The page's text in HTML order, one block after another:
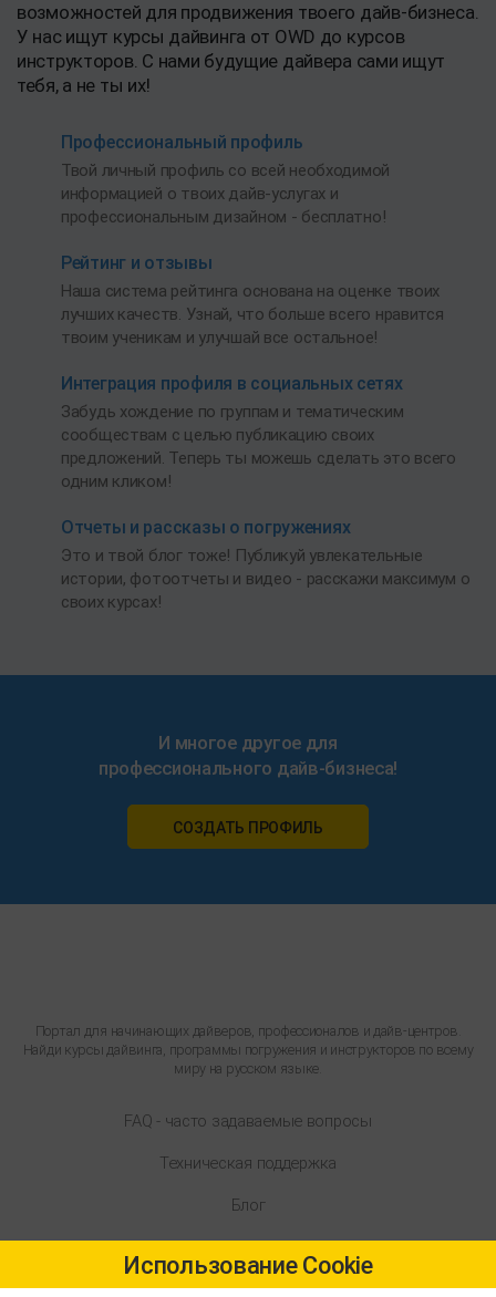
Использование Cookie
возможностей для продвижения твоего дайв-бизнеса.
У нас ищут курсы дайвинга от OWD до курсов
инструкторов. С нами будущие дайвера сами ищут
тебя, а не ты их!
Профессиональный профиль
Твой личный профиль со всей необходимой
информацией о твоих дайв-услугах и
профессиональным дизайном - бесплатно!
Рейтинг и отзывы
Наша система рейтинга основана на оценке твоих
лучших качеств. Узнай, что больше всего нравится
твоим ученикам и улучшай все остальное!
Интеграция профиля в социальных сетях
Забудь хождение по группам и тематическим
сообществам с целью публикацию своих
предложений. Теперь ты можешь сделать это всего
одним кликом!
Отчеты и рассказы о погружениях
Это и твой блог тоже! Публикуй увлекательные
истории, фотоотчеты и видео - расскажи максимум о
своих курсах!
И многое другое для
профессионального дайв-бизнеса!
СОЗДАТЬ ПРОФИЛЬ
Портал для начинающих дайверов, профессионалов и дайв-центров.
Найди курсы дайвинга, программы погружения и инструкторов по всему
миру на русском языке.
FAQ - часто задаваемые вопросы
Техническая поддержка
Блог
Условия использования сайта
Обработка персональных данных